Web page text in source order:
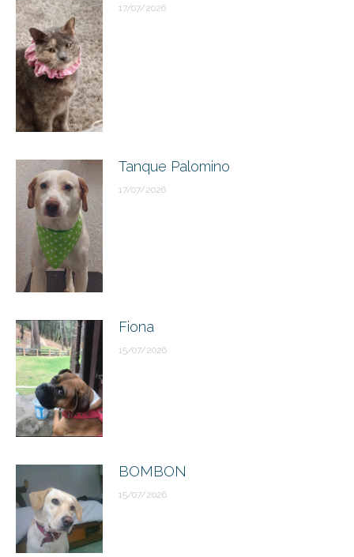
17/07/2026
Tanque Palomino
17/07/2026
Fiona
15/07/2026
BOMBON
15/07/2026